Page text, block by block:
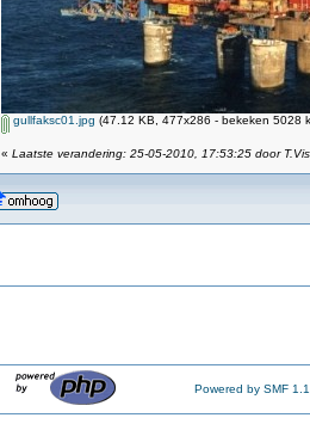
gullfaksc01.jpg (47.12 KB, 477x286 - bekeken 5028
« Laatste verandering: 25-05-2010, 17:53:25 door
Powered by SMF